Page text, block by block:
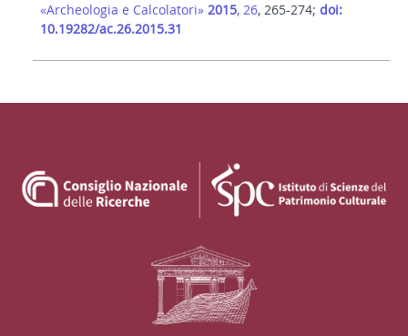
«Archeologia e Calcolatori» 2015, 26, 265-274; doi:
10.19282/ac.26.2015.31